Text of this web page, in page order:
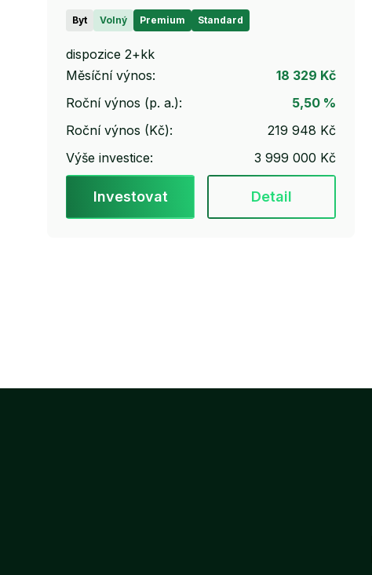
Byt Volný Premium Standard
dispozice 2+kk
Měsíční výnos:
18 329 Kč
Roční výnos (p. a.):
5,50 %
Roční výnos (Kč):
219 948 Kč
Výše investice:
3 999 000 Kč
Investovat Detail